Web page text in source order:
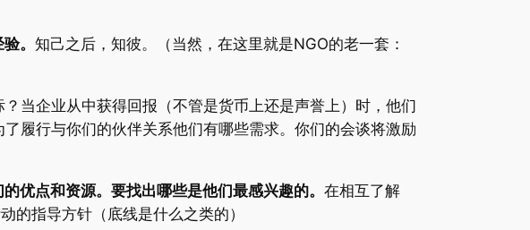
。 知己之后，知彼。（当然，在这里就是NGO的老一套：
当企业从中获得回报（不管是货币上还是声誉上）时，他们
履行与你们的伙伴关系他们有哪些需求。你们的会谈将激励
优点和资源。要找出哪些是他们最感兴趣的。 在相互了解
的指导方针（底线是什么之类的）